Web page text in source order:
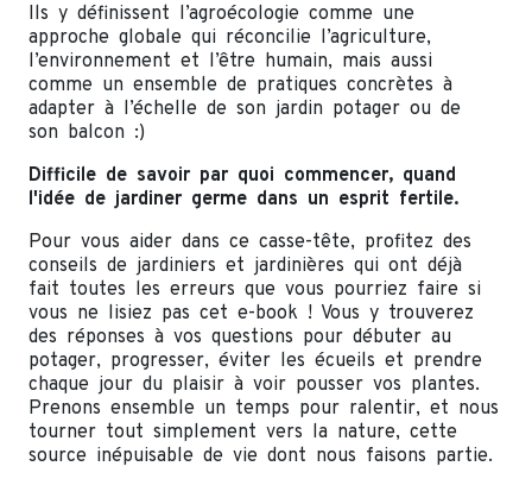
Ils y définissent l’agroécologie comme une
approche globale qui réconcilie l’agriculture,
l’environnement et l’être humain, mais aussi
comme un ensemble de pratiques concrètes à
adapter à l’échelle de son jardin potager ou de
son balcon :)
Difficile de savoir par quoi commencer, quand
l'idée de jardiner germe dans un esprit fertile.
Pour vous aider dans ce casse-tête, profitez des
conseils de jardiniers et jardinières qui ont déjà
fait toutes les erreurs que vous pourriez faire si
vous ne lisiez pas cet e-book ! Vous y trouverez
des réponses à vos questions pour débuter au
potager, progresser, éviter les écueils et prendre
chaque jour du plaisir à voir pousser vos plantes.
Prenons ensemble un temps pour ralentir, et nous
tourner tout simplement vers la nature, cette
source inépuisable de vie dont nous faisons partie.